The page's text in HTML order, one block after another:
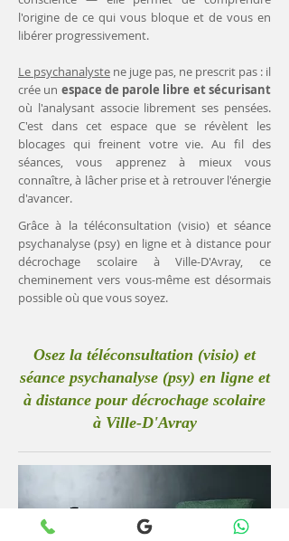
l'origine de ce qui vous bloque et de vous en
libérer progressivement.
Le psychanalyste ne juge pas, ne prescrit pas : il
crée un espace de parole libre et sécurisant
où l'analysant associe librement ses pensées.
C'est dans cet espace que se révèlent les
blocages qui freinent votre vie. Au fil des
séances, vous apprenez à mieux vous
connaître, à lâcher prise et à retrouver l'énergie
d'avancer.
Grâce à la téléconsultation (visio) et séance
psychanalyse (psy) en ligne et à distance pour
décrochage scolaire à Ville-D'Avray, ce
cheminement vers vous-même est désormais
possible où que vous soyez.
Osez la téléconsultation (visio) et
séance psychanalyse (psy) en ligne et
à distance pour décrochage scolaire
à Ville-D'Avray